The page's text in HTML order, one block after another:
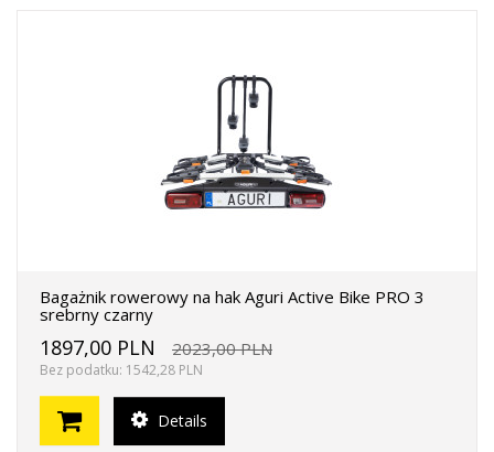
Bagażnik rowerowy na hak Aguri Active Bike PRO 3
srebrny czarny
1897,00 PLN 2023,00 PLN
Bez podatku: 1542,28 PLN
Details